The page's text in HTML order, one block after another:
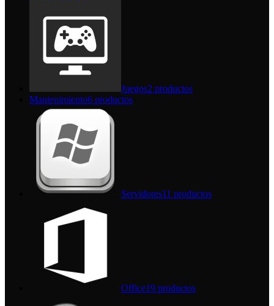
Juegos2 productos
Mantenimiento6 productos
Servidores11 productos
Office19 productos